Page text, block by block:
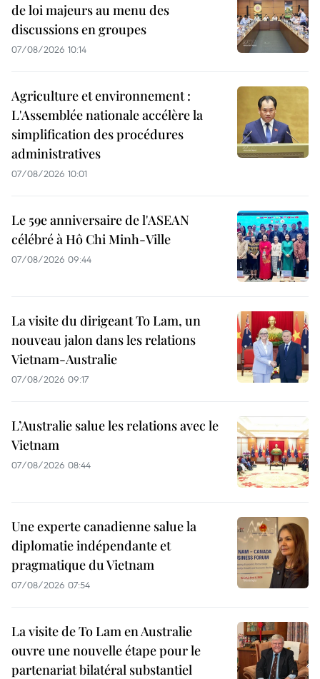
de loi majeurs au menu des
discussions en groupes
07/08/2026 10:14
Agriculture et environnement :
L'Assemblée nationale accélère la
simplification des procédures
administratives
07/08/2026 10:01
Le 59e anniversaire de l'ASEAN
célébré à Hô Chi Minh-Ville
07/08/2026 09:44
La visite du dirigeant To Lam, un
nouveau jalon dans les relations
Vietnam-Australie
07/08/2026 09:17
L’Australie salue les relations avec le
Vietnam
07/08/2026 08:44
Une experte canadienne salue la
diplomatie indépendante et
pragmatique du Vietnam
07/08/2026 07:54
La visite de To Lam en Australie
ouvre une nouvelle étape pour le
partenariat bilatéral substantiel